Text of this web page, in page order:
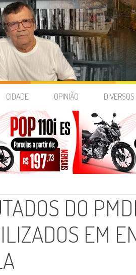
CIDADE OPINIÃO DIVERSOS
DO
EM